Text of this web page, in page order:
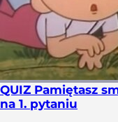
QUIZ Pamiętasz
na 1. pytaniu